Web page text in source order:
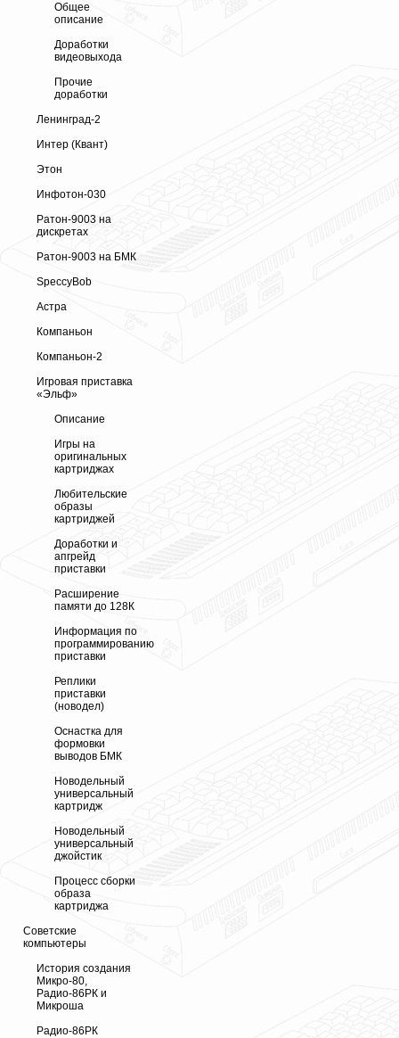
Общее
описание
Доработки
видеовыхода
Прочие
доработки
Ленинград-2
Интер (Квант)
Этон
Инфотон-030
Ратон-9003 на
дискретах
Ратон-9003 на БМК
SpeccyBob
Астра
Компаньон
Компаньон-2
Игровая приставка
«Эльф»
Описание
Игры на
оригинальных
картриджах
Любительские
образы
картриджей
Доработки и
апгрейд
приставки
Расширение
памяти до 128К
Информация по
программированию
приставки
Реплики
приставки
(новодел)
Оснастка для
формовки
выводов БМК
Новодельный
универсальный
картридж
Новодельный
универсальный
джойстик
Процесс сборки
образа
картриджа
Советские
компьютеры
История создания
Микро-80,
Радио-86РК и
Микроша
Радио-86РК